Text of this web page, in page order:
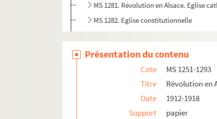
MS 1281. Révolution en Alsace. Eglise
MS 1282. Eglise constitutionnelle
MS 1285-1286. Israélites
MS 1287-1288. Instruction primaire
MS 1289-1290. Instruction secondaire
MS 1291-1292. Instruction supérieure
MS 1293. Littérature et arts
Présentation du contenu
Cote
MS 1251-1293
Titre
Révolution en
Date
1912-1918
Support
papier